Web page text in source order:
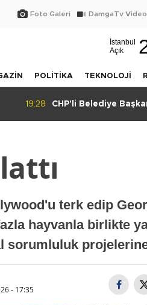
Foto Galeri DamgaTv Video
İstanbul
Açık
POLİTİKA TEKNOLOJİ
19:28
CHP'li Belediye
terk edip
hayvanla birlikte
sorumluluk
- 17:35